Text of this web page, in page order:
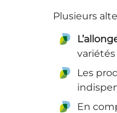
Plusieurs
Les
En